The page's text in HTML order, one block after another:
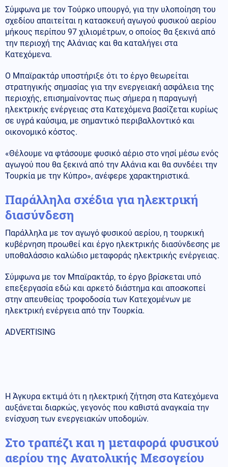
Σύμφωνα με τον Τούρκο υπουργό, για την υλοποίηση του
σχεδίου απαιτείται η κατασκευή αγωγού φυσικού αερίου
μήκους περίπου 97 χιλιομέτρων, ο οποίος θα ξεκινά από
την περιοχή της Αλάνιας και θα καταλήγει στα
Κατεχόμενα.
Ο Μπαϊρακτάρ υποστήριξε ότι το έργο θεωρείται
στρατηγικής σημασίας για την ενεργειακή ασφάλεια της
περιοχής, επισημαίνοντας πως σήμερα η παραγωγή
ηλεκτρικής ενέργειας στα Κατεχόμενα βασίζεται κυρίως
σε υγρά καύσιμα, με σημαντικό περιβαλλοντικό και
οικονομικό κόστος.
«Θέλουμε να φτάσουμε φυσικό αέριο στο νησί μέσω ενός
αγωγού που θα ξεκινά από την Αλάνια και θα συνδέει την
Τουρκία με την Κύπρο», ανέφερε χαρακτηριστικά.
Παράλληλα σχέδια για ηλεκτρική
διασύνδεση
Παράλληλα με τον αγωγό φυσικού αερίου, η τουρκική
κυβέρνηση προωθεί και έργο ηλεκτρικής διασύνδεσης με
υποθαλάσσιο καλώδιο μεταφοράς ηλεκτρικής ενέργειας.
Σύμφωνα με τον Μπαϊρακτάρ, το έργο βρίσκεται υπό
επεξεργασία εδώ και αρκετό διάστημα και αποσκοπεί
στην απευθείας τροφοδοσία των Κατεχομένων με
ηλεκτρική ενέργεια από την Τουρκία.
ADVERTISING
Η Άγκυρα εκτιμά ότι η ηλεκτρική ζήτηση στα Κατεχόμενα
αυξάνεται διαρκώς, γεγονός που καθιστά αναγκαία την
ενίσχυση των ενεργειακών υποδομών.
Στο τραπέζι και η μεταφορά φυσικού
αερίου της Ανατολικής Μεσογείου